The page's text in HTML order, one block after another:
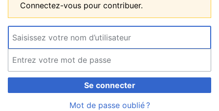
Connectez-vous pour contribuer.
Se connecter
Mot de passe oublié ?